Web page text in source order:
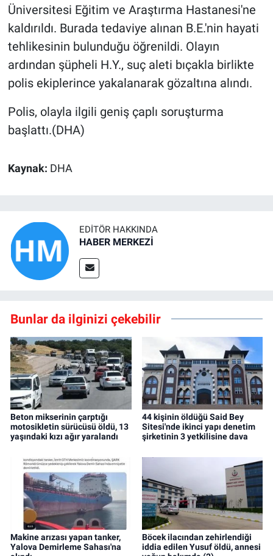
Üniversitesi Eğitim ve Araştırma Hastanesi'ne
kaldırıldı. Burada tedaviye alınan B.E.'nin hayati
tehlikesinin bulunduğu öğrenildi. Olayın
ardından şüpheli H.Y., suç aleti bıçakla birlikte
polis ekiplerince yakalanarak gözaltına alındı.
Polis, olayla ilgili geniş çaplı soruşturma
başlattı.(DHA)
Kaynak: DHA
EDITÖR HAKKINDA
HABER MERKEZİ
Bunlar da ilginizi çekebilir
Beton mikserinin çarptığı
motosikletin sürücüsü öldü, 13
yaşındaki kızı ağır yaralandı
44 kişinin öldüğü Said Bey
Sitesi'nde ikinci yapı denetim
şirketinin 3 yetkilisine dava
Makine arızası yapan tanker,
Yalova Demirleme Sahası'na
Böcek ilacından zehirlendiği
iddia edilen Yusuf öldü, annesi